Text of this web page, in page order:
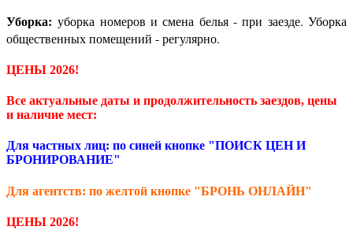
Уборка:уборка номеров и смена белья - при заезде. Уборка
общественных помещений - регулярно.
ЦЕНЫ 2026!
Все актуальные даты и продолжительность заездов, цены
и наличие мест:
Для частных лиц: по синей кнопке "ПОИСК ЦЕН И
БРОНИРОВАНИЕ"
Для агентств: по желтой кнопке "БРОНЬ ОНЛАЙН"
ЦЕНЫ 2026!